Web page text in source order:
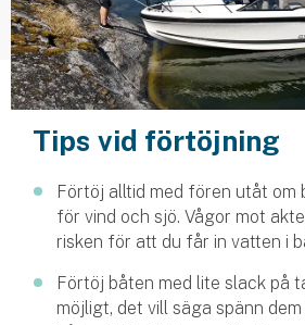
Mc-försäkring
Märkesförsäkringar
Båt
Båtförsäkring
Märkesförsäkringar
Vattenskoterförsäkring
Sportfiskarna
Tips vid förtöjning
Förtöj alltid med fören utåt om
för vind och sjö. Vågor mot
risken för att du får in vatten i
Förtöj båten med lite slack på
möjligt, det vill säga spänn